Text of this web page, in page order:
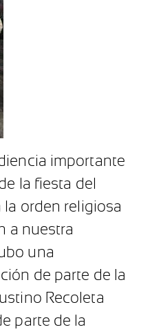
importante
la fiesta del
orden religiosa
a nuestra
una
de parte de la
Recoleta
parte de la